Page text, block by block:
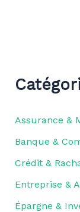
Assurance &
Banque &
Crédit &
Entreprise &
Épargne &